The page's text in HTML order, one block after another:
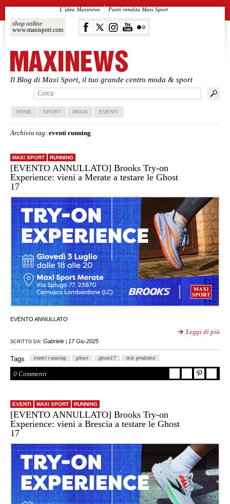
Il Blog di Maxi Sport, il tuo grande centro moda & sport
shop online
www.maxisport.com
L’idea Maxinews Punti vendita Maxi Sport
Vai al contenuto principale
Vai al contenuto secondario
HOME SPORT MODA EVENTI
Archivio tag:eventi running
MAXI SPORT RUNNING
[EVENTO ANNULLATO] Brooks Try-on
Experience: vieni a Merate a testare le Ghost
17
EVENTO ANNULLATO
Leggi di più
SCRITTO DA: Gabriele 17 Giu 2025
Tags eventi running ghost ghost17 test prodotto
0 Commenti
EVENTI MAXI SPORT RUNNING
[EVENTO ANNULLATO] Brooks Try-on
Experience: vieni a Brescia a testare le Ghost
17